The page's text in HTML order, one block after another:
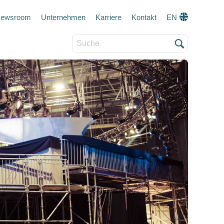
Meta navigation Unternehmen Karriere Kontakt EN